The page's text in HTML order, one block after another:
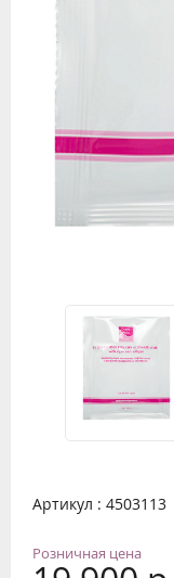
Артикул : 4503113
Розничная цена